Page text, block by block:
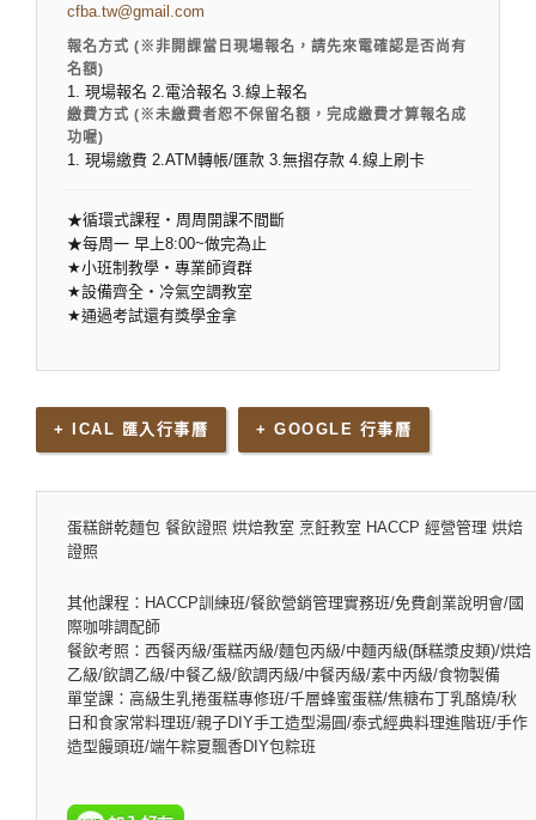
cfba.tw@gmail.com
報名方式 (※非開課當日現場報名，請先來電確認是否尚有
名額)
1. 現場報名 2.電洽報名 3.線上報名
繳費方式 (※未繳費者恕不保留名額，完成繳費才算報名成
功喔)
1. 現場繳費 2.ATM轉帳/匯款 3.無摺存款 4.線上刷卡
★循環式課程‧周周開課不間斷
★每周一 早上8:00~做完為止
★小班制教學‧專業師資群
★設備齊全‧冷氣空調教室
★通過考試還有獎學金拿
+ ICAL 匯入行事曆 + GOOGLE 行事曆
蛋糕餅乾麵包 餐飲證照 烘焙教室 烹飪教室 HACCP 經營管理 烘焙
證照
其他課程：HACCP訓練班/餐飲營銷管理實務班/免費創業說明會/國
際咖啡調配師
餐飲考照：西餐丙級/蛋糕丙級/麵包丙級/中麵丙級(酥糕漿皮類)/烘焙
乙級/飲調乙級/中餐乙級/飲調丙級/中餐丙級/素中丙級/食物製備
單堂課：高級生乳捲蛋糕專修班/千層蜂蜜蛋糕/焦糖布丁乳酪燒/秋
日和食家常料理班/親子DIY手工造型湯圓/泰式經典料理進階班/手作
造型饅頭班/端午粽夏飄香DIY包粽班